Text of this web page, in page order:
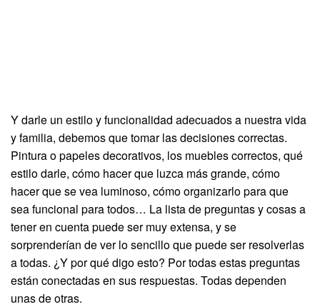
Y darle un estilo y funcionalidad adecuados a nuestra vida
y familia, debemos que tomar las decisiones correctas.
Pintura o papeles decorativos, los muebles correctos, qué
estilo darle, cómo hacer que luzca más grande, cómo
hacer que se vea luminoso, cómo organizarlo para que
sea funcional para todos… La lista de preguntas y cosas a
tener en cuenta puede ser muy extensa, y se
sorprenderían de ver lo sencillo que puede ser resolverlas
a todas. ¿Y por qué digo esto? Por todas estas preguntas
están conectadas en sus respuestas. Todas dependen
unas de otras.